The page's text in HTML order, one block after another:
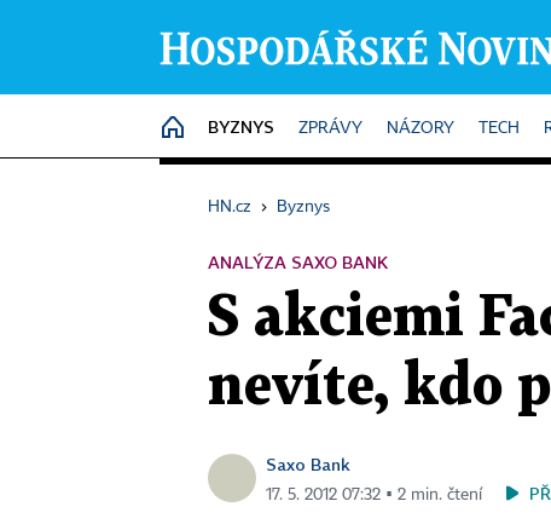
HOME
BYZNYS ZPRÁVY NÁZORY TECH
HN.cz › Byznys
ANALÝZA SAXO BANK
S akciemi
nevíte, kdo
Saxo Bank
17. 5. 2012 07:32 ▪ 2 min. čtení